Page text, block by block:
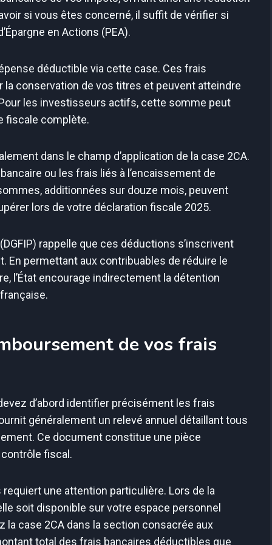
si vous êtes concerné, il suffit de vérifier si
en Actions (PEA).
déductible via cette case. Ces frais
conservation de vos titres et peuvent atteindre
les investisseurs actifs, cette somme peut
fiscale complète.
dans le champ d’application de la case 2CA.
ou les frais liés à l’encaissement de
additionnées sur douze mois, peuvent
lors de votre déclaration fiscale 2025.
rappelle que ces déductions s’inscrivent
En permettant aux contribuables de réduire le
l’État encourage indirectement la détention
de vos frais
d’abord identifier précisément les frais
généralement un relevé annuel détaillant tous
Ce document constitue une pièce
fiscal.
une attention particulière. Lors de la
soit disponible sur votre espace personnel
la case 2CA dans la section consacrée aux
total des frais bancaires déductibles que